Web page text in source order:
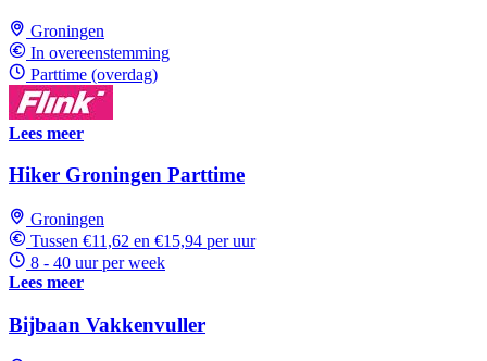
Groningen
In overeenstemming
Parttime (overdag)
Lees meer
Hiker Groningen Parttime
Groningen
Tussen €11,62 en €15,94 per uur
8 - 40 uur per week
Lees meer
Bijbaan Vakkenvuller